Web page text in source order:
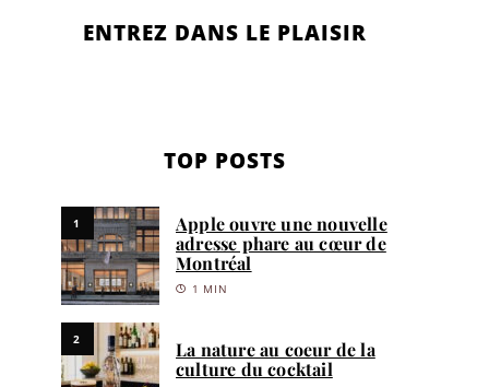
ENTREZ DANS LE PLAISIR
TOP POSTS
1
Apple ouvre une nouvelle
adresse phare au cœur de
Montréal
1 MIN
2
La nature au coeur de la
culture du cocktail